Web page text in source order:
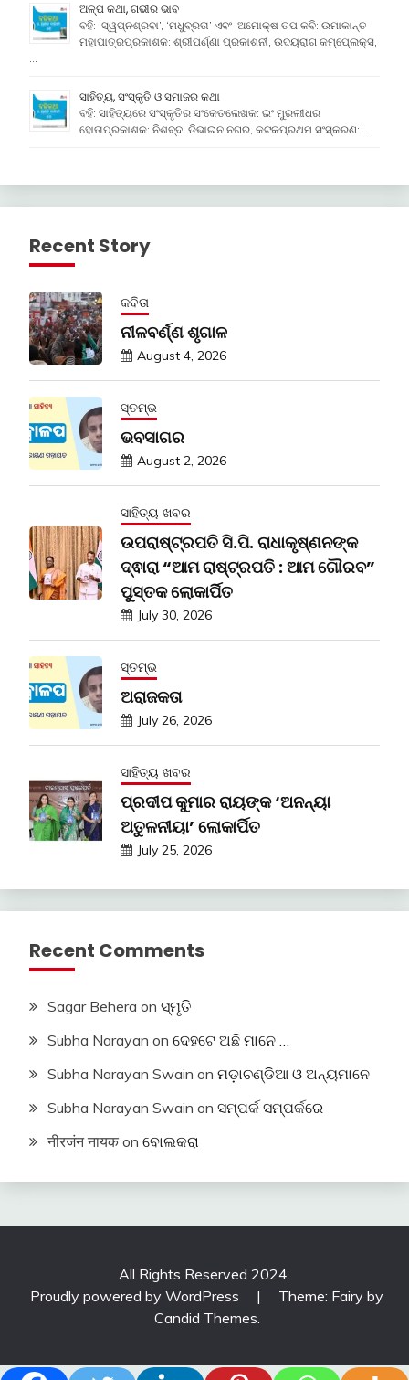
ଅଳ୍ପ କଥା, ଗଭୀର ଭାବ
ବହି: ‘ସ୍ୱପ୍ନଶ୍ରବା’, ‘ମଧୁବ୍ରତା’ ଏବଂ ‘ଅମୋକ୍ଷ ତପ’କବି: ଉମାକାନ୍ତ
ମହାପାତ୍ରପ୍ରକାଶକ: ଶ୍ରୀପର୍ଣ୍ଣା ପ୍ରକାଶନୀ, ଉଦୟରାଗ କମ୍ପେ୍ଲକ୍ସ,
…
ସାହିତ୍ୟ, ସଂସ୍କୃତି ଓ ସମାଜର କଥା
ବହି: ସାହିତ୍ୟରେ ସଂସ୍କୃତିର ସଂକେତଲେଖକ: ଇଂ ମୁରଲୀଧର
ହୋତାପ୍ରକାଶକ: ନିଶବ୍ଦ, ଡିଭାଇନ ନଗର, କଟକପ୍ରଥମ ସଂସ୍କରଣ: …
Recent Story
କବିତା
ନୀଳବର୍ଣ୍ଣ ଶୃଗାଳ
August 4, 2026
ସ୍ତମ୍ଭ
ଭବସାଗର
August 2, 2026
ସାହିତ୍ୟ ଖବର
ଉପରାଷ୍ଟ୍ରପତି ସି.ପି. ରାଧାକୃଷ୍ଣନଙ୍କ
ଦ୍ଵାରା “ଆମ ରାଷ୍ଟ୍ରପତି : ଆମ ଗୌରବ”
ପୁସ୍ତକ ଲୋକାର୍ପିତ
July 30, 2026
ସ୍ତମ୍ଭ
ଅରାଜକତା
July 26, 2026
ସାହିତ୍ୟ ଖବର
ପ୍ରଦୀପ କୁମାର ରାୟଙ୍କ ‘ଅନନ୍ୟା
ଅତୁଳନୀୟା’ ଲୋକାର୍ପିତ
July 25, 2026
Recent Comments
Sagar Behera on ସ୍ମୃତି
Subha Narayan on ଦେହଟେ ଅଛି ମାନେ …
Subha Narayan Swain on ମଡ଼ାଚଣ୍ଡିଆ ଓ ଅନ୍ୟମାନେ
Subha Narayan Swain on ସମ୍ପର୍କ ସମ୍ପର୍କରେ
नीरजंन नायक on ବୋଲକରା
All Rights Reserved 2024.
Proudly powered by WordPress
|
Theme: Fairy by
Candid Themes